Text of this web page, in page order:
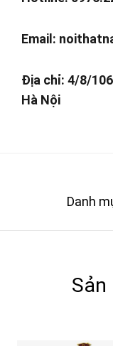
Email:
Địa chỉ: 4/8/
Hà Nội
Danh